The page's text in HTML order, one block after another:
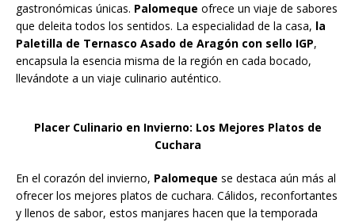
gastronómicas únicas. Palomeque ofrece un viaje de sabores
que deleita todos los sentidos. La especialidad de la casa, la
Paletilla de Ternasco Asado de Aragón con sello IGP,
encapsula la esencia misma de la región en cada bocado,
llevándote a un viaje culinario auténtico.
Placer Culinario en Invierno: Los Mejores Platos de
Cuchara
En el corazón del invierno, Palomeque se destaca aún más al
ofrecer los mejores platos de cuchara. Cálidos, reconfortantes
y llenos de sabor, estos manjares hacen que la temporada